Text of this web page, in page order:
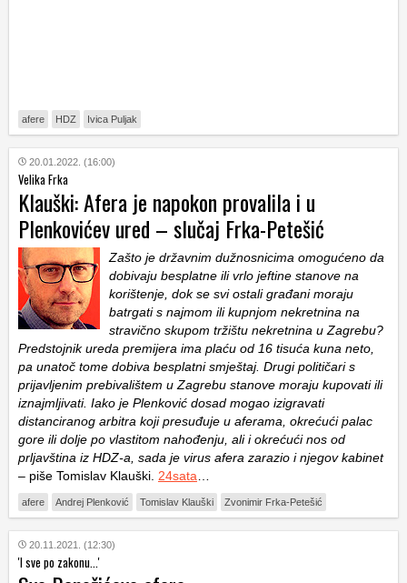
afere HDZ Ivica Puljak
20.01.2022. (16:00)
Velika Frka
Klauški: Afera je napokon provalila i u
Plenkovićev ured – slučaj Frka-Petešić
Zašto je državnim dužnosnicima omogućeno da
dobivaju besplatne ili vrlo jeftine stanove na
korištenje, dok se svi ostali građani moraju
batrgati s najmom ili kupnjom nekretnina na
stravično skupom tržištu nekretnina u Zagrebu?
Predstojnik ureda premijera ima plaću od 16 tisuća kuna neto,
pa unatoč tome dobiva besplatni smještaj. Drugi političari s
prijavljenim prebivalištem u Zagrebu stanove moraju kupovati ili
iznajmljivati. Iako je Plenković dosad mogao izigravati
distanciranog arbitra koji presuđuje u aferama, okrećući palac
gore ili dolje po vlastitom nahođenju, ali i okrećući nos od
prljavština iz HDZ-a, sada je virus afera zarazio i njegov kabinet
– piše Tomislav Klauški. 24sata
afere Andrej Plenković Tomislav Klauški Zvonimir Frka-Petešić
20.11.2021. (12:30)
'I sve po zakonu...'